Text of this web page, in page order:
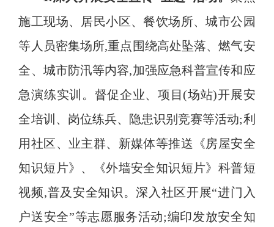
施工现场、居民小区、餐饮场所、城市公园
等人员密集场所,重点围绕高处坠落、燃气安
全、城市防汛等内容,加强应急科普宣传和应
急演练实训 。 督促企业、项目(场站)开展安
全培训、岗位练兵、隐患识别竞赛等活动;利
用社区、业主群、新媒体等推送《房屋安全
知识短片》、《外墙安全知识短片》科普短
视频,普及安全知识。深入社区开展“进门入
户送安全”等志愿服务活动;编印发放安全知